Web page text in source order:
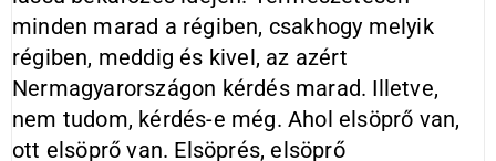
minden marad a régiben, csakhogy melyik
régiben, meddig és kivel, az azért
Nermagyarországon kérdés marad. Illetve,
nem tudom, kérdés-e még. Ahol elsöprő van,
ott elsöprő van. Elsöprés, elsöprő